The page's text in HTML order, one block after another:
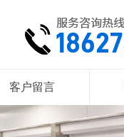
客户留言